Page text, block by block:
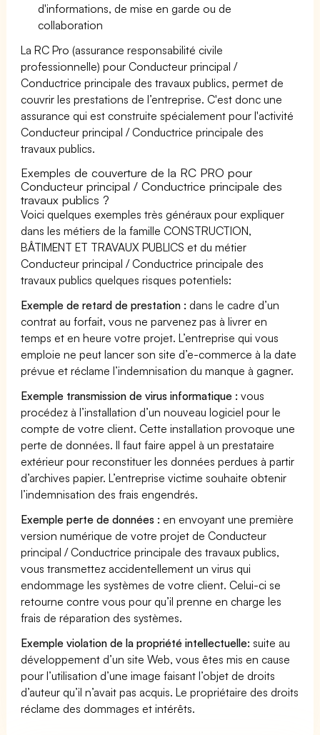
d'informations, de mise en garde ou de
collaboration
La RC Pro (assurance responsabilité civile
professionnelle) pour Conducteur principal /
Conductrice principale des travaux publics, permet de
couvrir les prestations de l’entreprise. C'est donc une
assurance qui est construite spécialement pour l'activité
Conducteur principal / Conductrice principale des
travaux publics.
Exemples de couverture de la RC PRO pour
Conducteur principal / Conductrice principale des
travaux publics ?
Voici quelques exemples très généraux pour expliquer
dans les métiers de la famille CONSTRUCTION,
BÂTIMENT ET TRAVAUX PUBLICS et du métier
Conducteur principal / Conductrice principale des
travaux publics quelques risques potentiels:
Exemple de retard de prestation : dans le cadre d’un
contrat au forfait, vous ne parvenez pas à livrer en
temps et en heure votre projet. L’entreprise qui vous
emploie ne peut lancer son site d’e-commerce à la date
prévue et réclame l’indemnisation du manque à gagner.
Exemple transmission de virus informatique : vous
procédez à l’installation d’un nouveau logiciel pour le
compte de votre client. Cette installation provoque une
perte de données. Il faut faire appel à un prestataire
extérieur pour reconstituer les données perdues à partir
d’archives papier. L’entreprise victime souhaite obtenir
l’indemnisation des frais engendrés.
Exemple perte de données : en envoyant une première
version numérique de votre projet de Conducteur
principal / Conductrice principale des travaux publics,
vous transmettez accidentellement un virus qui
endommage les systèmes de votre client. Celui-ci se
retourne contre vous pour qu’il prenne en charge les
frais de réparation des systèmes.
Exemple violation de la propriété intellectuelle: suite au
développement d’un site Web, vous êtes mis en cause
pour l’utilisation d’une image faisant l’objet de droits
d’auteur qu’il n’avait pas acquis. Le propriétaire des droits
réclame des dommages et intérêts.